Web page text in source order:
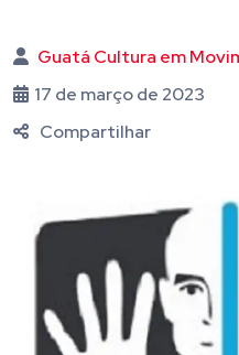
Guatá Cultura em
17 de março de 2023
Compartilhar